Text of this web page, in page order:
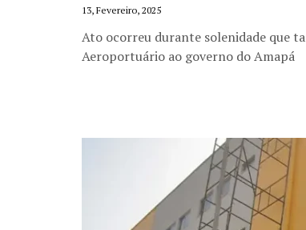
13, Fevereiro, 2025
Ato ocorreu durante solenidade que
Aeroportuário ao governo do Amapá